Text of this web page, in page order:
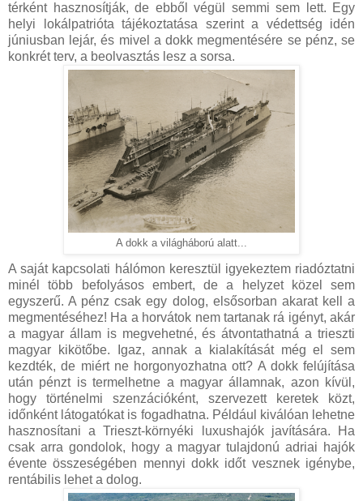
térként hasznosítják, de ebből végül semmi sem lett. Egy
helyi lokálpatrióta tájékoztatása szerint a védettség idén
júniusban lejár, és mivel a dokk megmentésére se pénz, se
konkrét terv, a beolvasztás lesz a sorsa.
A dokk a világháború alatt...
A saját kapcsolati hálómon keresztül igyekeztem riadóztatni
minél több befolyásos embert, de a helyzet közel sem
egyszerű. A pénz csak egy dolog, elsősorban akarat kell a
megmentéséhez! Ha a horvátok nem tartanak rá igényt, akár
a magyar állam is megvehetné, és átvontathatná a trieszti
magyar kikötőbe. Igaz, annak a kialakítását még el sem
kezdték, de miért ne horgonyozhatna ott? A dokk felújítása
után pénzt is termelhetne a magyar államnak, azon kívül,
hogy történelmi szenzációként, szervezett keretek közt,
időnként látogatókat is fogadhatna. Például kiválóan lehetne
hasznosítani a Trieszt-környéki luxushajók javítására. Ha
csak arra gondolok, hogy a magyar tulajdonú adriai hajók
évente összeségében mennyi dokk időt vesznek igénybe,
rentábilis lehet a dolog.